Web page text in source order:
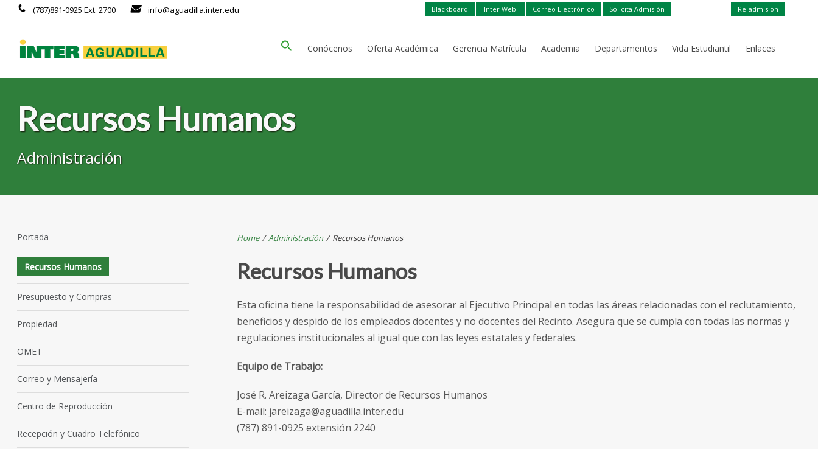
Blackboard Inter Web Correo Electrónico Solicita Admisión Re-admisión
(787)891-0925 Ext. 2700 info@aguadilla.inter.edu
Conócenos Oferta Académica Gerencia Matrícula Academia Departamentos Vida Estudiantil Enlaces
Recursos Humanos
Administración
Home /Administración / Recursos Humanos
Recursos Humanos
Esta oficina tiene la responsabilidad de asesorar al Ejecutivo Principal en todas las áreas relacionadas con el reclutamiento,
beneficios y despido de los empleados docentes y no docentes del Recinto. Asegura que se cumpla con todas las normas y
regulaciones institucionales al igual que con las leyes estatales y federales.
Equipo de Trabajo:
José R. Areizaga García, Director de Recursos Humanos
E-mail: jareizaga@aguadilla.inter.edu
(787) 891-0925 extensión 2240
Portada
Recursos Humanos
Presupuesto y Compras
Propiedad
OMET
Correo y Mensajería
Centro de Reproducción
Recepción y Cuadro Telefónico